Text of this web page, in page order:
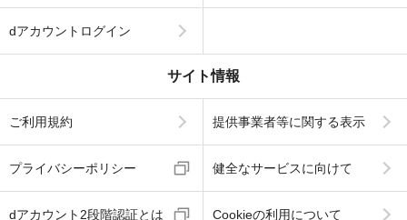
dアカウントログイン
サイト情報
ご利用規約 提供事業者等に関する表示
プライバシーポリシー 健全なサービスに向けて
dアカウント2段階認証とは Cookieの利用について